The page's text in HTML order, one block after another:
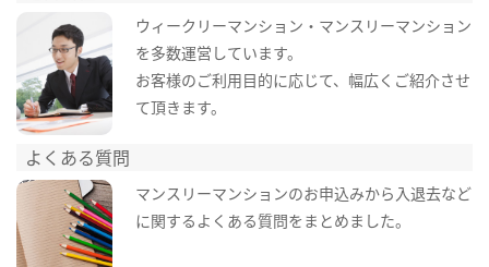
ウィークリーマンション・マンスリーマンション
を多数運営しています。
お客様のご利用目的に応じて、幅広くご紹介させ
て頂きます。
よくある質問
マンスリーマンションのお申込みから入退去など
に関するよくある質問をまとめました。